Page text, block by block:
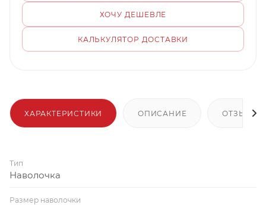
ХОЧУ ДЕШЕВЛЕ
КАЛЬКУЛЯТОР ДОСТАВКИ
ХАРАКТЕРИСТИКИ ОПИСАНИЕ ОТЗЫВЫ
Тип
Наволочка
Размер наволочки